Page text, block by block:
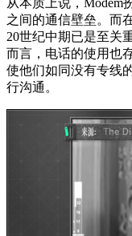
之间的通信壁垒。而
20世纪中期已是至关
而言，电话的使用也
使他们如同没有专线
行沟通。